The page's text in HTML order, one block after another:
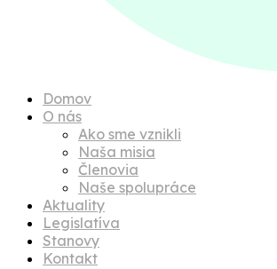
Domov
O nás
Ako sme vznikli
Naša misia
Členovia
Naše spolupráce
Aktuality
Legislatíva
Stanovy
Kontakt